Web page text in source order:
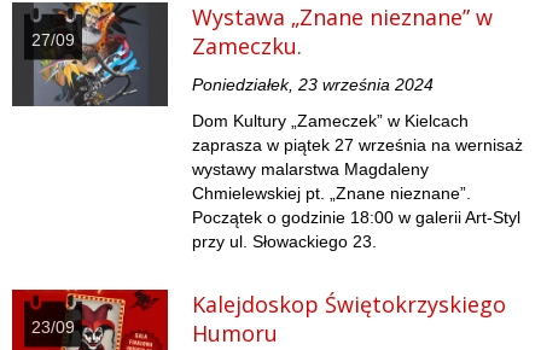
27/09
Wystawa „Znane nieznane” w
Zameczku.
Poniedziałek, 23 września 2024
Dom Kultury „Zameczek” w Kielcach
zaprasza w piątek 27 września na wernisaż
wystawy malarstwa Magdaleny
Chmielewskiej pt. „Znane nieznane”.
Początek o godzinie 18:00 w galerii Art-Styl
przy ul. Słowackiego 23.
23/09
Kalejdoskop Świętokrzyskiego
Humoru